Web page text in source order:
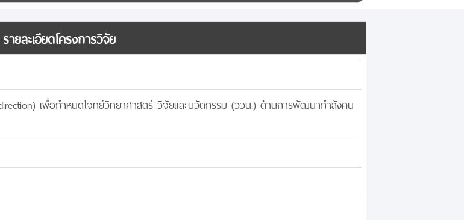
รายละเอียดโครงการวิจัย
เพื่อกำหนดโจทย์วิทยาศาสตร์ วิจัยและนวัตกรรม (ววน.) ด้านการพัฒนากำลังคน